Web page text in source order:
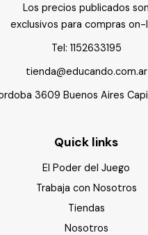
Los precios publicados son
exclusivos para compras on-
Tel: 1152633195
tienda@educando.com.ar
3609 Buenos Aires
Quick links
El Poder del Juego
Trabaja con Nosotros
Tiendas
Nosotros